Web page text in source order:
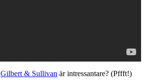
Gilbert & Sullivan är intressantare? (Pffft!)